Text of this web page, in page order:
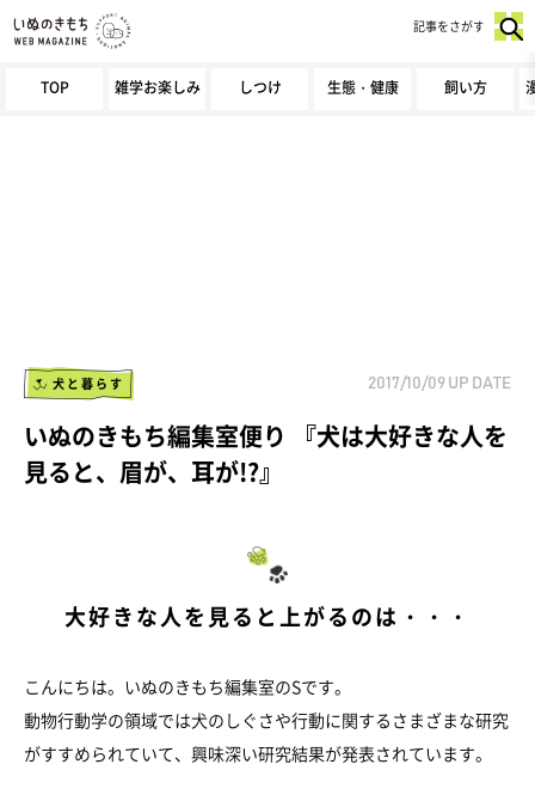
TOP 雑学お楽しみ しつけ 生態・健康 飼い方
記事をさがす
犬と暮らす 2017/10/09 UP DATE
いぬのきもち編集室便り 『犬は大好きな人を
見ると、眉が、耳が!?』
大好きな人を見ると上がるのは・・・
こんにちは。いぬのきもち編集室のSです。
動物行動学の領域では犬のしぐさや行動に関するさまざまな研究
がすすめられていて、興味深い研究結果が発表されています。